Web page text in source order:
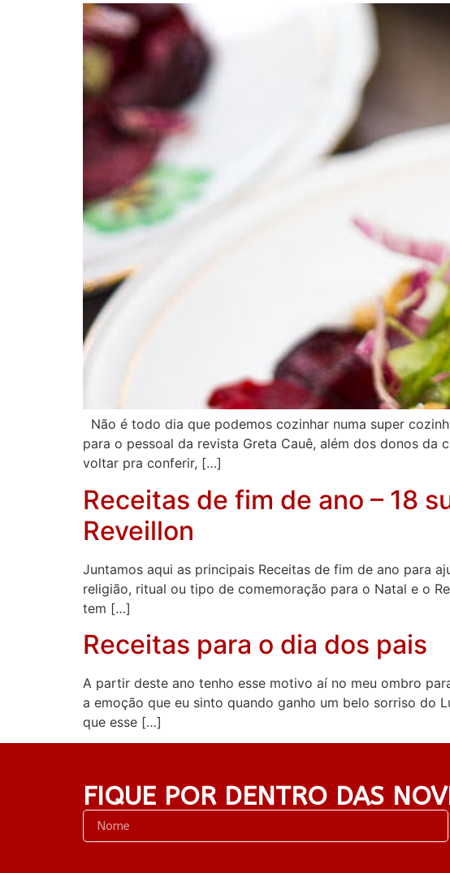
Não é todo dia que podemos cozinhar numa super
para o pessoal da revista Greta Cauê, além dos donos
voltar pra conferir, […]
Receitas de fim de ano – 18
Reveillon
Juntamos aqui as principais Receitas de fim de ano para
religião, ritual ou tipo de comemoração para o Natal e o
tem […]
Receitas para o dia dos pais
A partir deste ano tenho esse motivo aí no meu ombro
a emoção que eu sinto quando ganho um belo sorriso do
que esse […]
FIQUE POR DENTRO DAS